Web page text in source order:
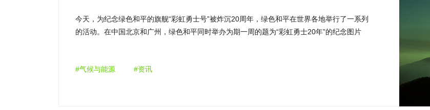
今天，为纪念绿色和平的旗舰“彩虹勇士号”被炸沉20周年，绿色和平在世界各地举行了一系列
的活动。在中国北京和广州，绿色和平同时举办为期一周的题为“彩虹勇士20年”的纪念图片
#气候与能源 #资讯